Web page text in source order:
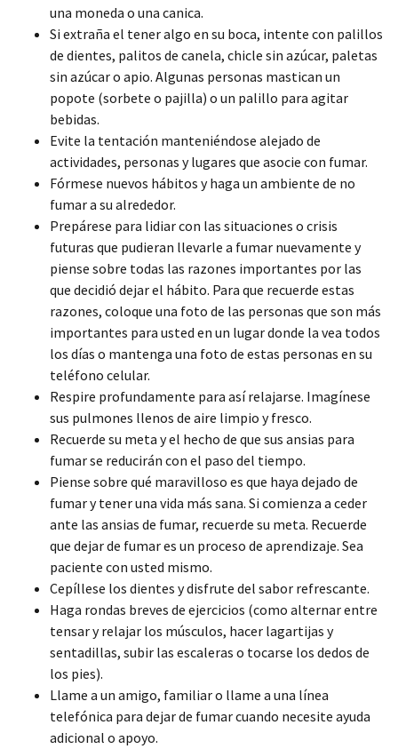
una moneda o una canica.
Si extraña el tener algo en su boca, intente con palillos
de dientes, palitos de canela, chicle sin azúcar, paletas
sin azúcar o apio. Algunas personas mastican un
popote (sorbete o pajilla) o un palillo para agitar
bebidas.
Evite la tentación manteniéndose alejado de
actividades, personas y lugares que asocie con fumar.
Fórmese nuevos hábitos y haga un ambiente de no
fumar a su alrededor.
Prepárese para lidiar con las situaciones o crisis
futuras que pudieran llevarle a fumar nuevamente y
piense sobre todas las razones importantes por las
que decidió dejar el hábito. Para que recuerde estas
razones, coloque una foto de las personas que son más
importantes para usted en un lugar donde la vea todos
los días o mantenga una foto de estas personas en su
teléfono celular.
Respire profundamente para así relajarse. Imagínese
sus pulmones llenos de aire limpio y fresco.
Recuerde su meta y el hecho de que sus ansias para
fumar se reducirán con el paso del tiempo.
Piense sobre qué maravilloso es que haya dejado de
fumar y tener una vida más sana. Si comienza a ceder
ante las ansias de fumar, recuerde su meta. Recuerde
que dejar de fumar es un proceso de aprendizaje. Sea
paciente con usted mismo.
Cepíllese los dientes y disfrute del sabor refrescante.
Haga rondas breves de ejercicios (como alternar entre
tensar y relajar los músculos, hacer lagartijas y
sentadillas, subir las escaleras o tocarse los dedos de
los pies).
Llame a un amigo, familiar o llame a una línea
telefónica para dejar de fumar cuando necesite ayuda
adicional o apoyo.